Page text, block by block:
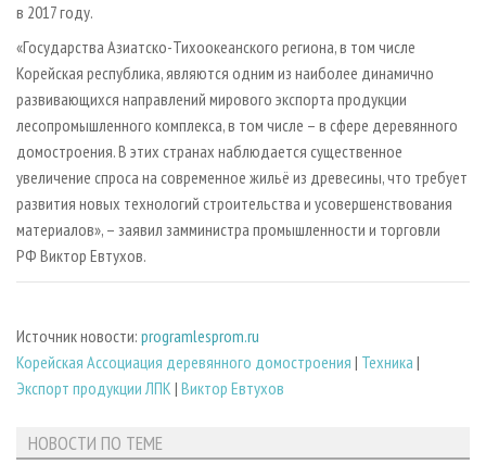
в 2017 году.
«Государства Азиатско-Тихоокеанского региона, в том числе
Корейская республика, являются одним из наиболее динамично
развивающихся направлений мирового экспорта продукции
лесопромышленного комплекса, в том числе – в сфере деревянного
домостроения. В этих странах наблюдается существенное
увеличение спроса на современное жильё из древесины, что требует
развития новых технологий строительства и усовершенствования
материалов», – заявил замминистра промышленности и торговли
РФ Виктор Евтухов.
Источник новости: programlesprom.ru
Корейская Ассоциация деревянного домостроения | Техника |
Экспорт продукции ЛПК | Виктор Евтухов
НОВОСТИ ПО ТЕМЕ